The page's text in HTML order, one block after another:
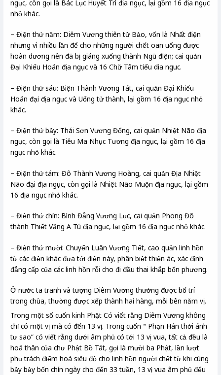
ngục, còn gọi là Bác Lục Huyết Trì địa ngục, lại gồm 16 địa ngục
nhỏ khác.
– Điện thứ năm: Diêm Vương thiên tử Bảo, vốn là Nhất điện
nhưng vì nhiều lần để cho những người chết oan uổng được
hoàn dương nên đã bị giáng xuống thành Ngū điện; cai quản
Đại Khiếu Hoán địa ngục và 16 Chữ Tâm tiểu dia nguc.
– Điện thứ sáu: Biện Thành Vương Tát, cai quản Đại Khiếu
Hoán đại địa ngục và Uổng tử thành, lại gồm 16 địa ngục nhỏ
khác.
– Điện thứ bảy: Thái Sơn Vương Đổng, cai quản Nhiệt Não địa
ngục, còn gọi là Tiêu Ma Nhục Tương địa ngục, lại gồm 16 địa
ngục nhỏ khác.
– Điện thứ tám: Đô Thành Vương Hoàng, cai quản Địa Nhiệt
Não đại địa ngục, còn gọi là Nhiệt Não Muộn địa ngục, lại gồm
16 địa ngục nhỏ khác.
– Điện thứ chín: Bình Đẳng Vương Lục, cai quản Phong Đô
thành Thiết Văng A Tú địa ngục, lại gồm 16 địa ngục nhỏ khác.
– Điện thứ mười: Chuyển Luân Vương Tiết, cao quản linh hồn
từ các điện khác đưa tới điện này, phân biệt thiện ác, xác định
đẳng cấp của các linh hồn rỗi cho đi đầu thai khắp bốn phương.
Ở nước ta tranh và tượng Diêm Vương thường được bố trí
trong chùa, thường được xếp thành hai hàng, mỗi bên năm vị.
Trong một số cuốn kinh Phật Có viết rằng Diêm Vương không
chỉ có một vị mà có đến 13 vị. Trong cuốn＂Phạn Hán thời ánh
tư sao” có viết rằng dưới âm phủ có tới 13 vị vua, tất cả đều là
hoá thân của chư Phật Bồ Tát, gọi là mười ba Phật, lần lượt
phụ trách điểm hoá siêu độ cho linh hồn người chết từ khi cúng
bảy bảy bốn chín ngày cho đến 33 tuần, 13 vị vua âm phủ đểu